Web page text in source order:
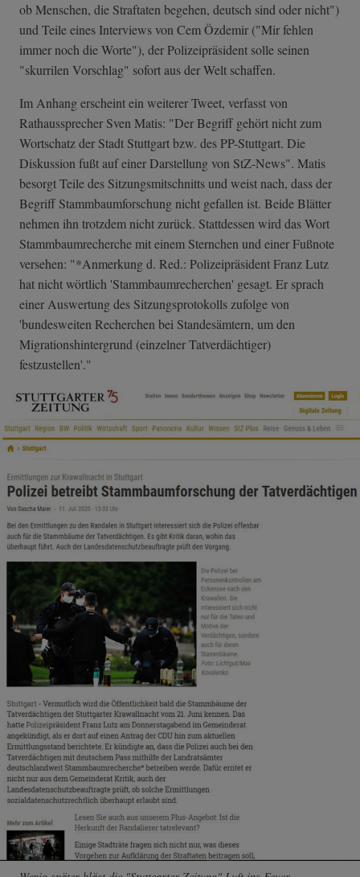
ob Menschen, die Straftaten begehen, deutsch sind oder nicht")
und Teile eines Interviews von Cem Özdemir ("Mir fehlen
immer noch die Worte"), der Polizeipräsident solle seinen
"skurrilen Vorschlag" sofort aus der Welt schaffen.
Im Anhang erscheint ein weiterer Tweet, verfasst von
Rathaussprecher Sven Matis: "Der Begriff gehört nicht zum
Wortschatz der Stadt Stuttgart bzw. des PP-Stuttgart. Die
Diskussion fußt auf einer Darstellung von StZ-News". Matis
besorgt Teile des Sitzungsmitschnitts und weist nach, dass der
Begriff Stammbaumforschung nicht gefallen ist. Beide Blätter
nehmen ihn trotzdem nicht zurück. Stattdessen wird das Wort
Stammbaumrecherche mit einem Sternchen und einer Fußnote
versehen: "*Anmerkung d. Red.: Polizeipräsident Franz Lutz
hat nicht wörtlich 'Stammbaumrecherchen' gesagt. Er sprach
einer Auswertung des Sitzungsprotokolls zufolge von
'bundesweiten Recherchen bei Standesämtern, um den
Migrationshintergrund (einzelner Tatverdächtiger)
festzustellen'."